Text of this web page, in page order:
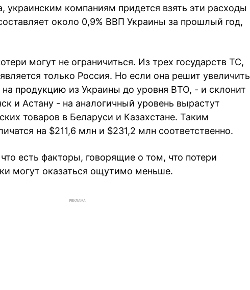
украинским компаниям придется взять эти расходы
около 0,9% ВВП Украины за прошлый год,
могут не ограничиться. Из трех государств ТС,
только Россия. Но если она решит увеличить
продукцию из Украины до уровня ВТО, - и склонит
и Астану - на аналогичный уровень вырастут
товаров в Беларуси и Казахстане. Таким
на $211,6 млн и $231,2 млн соответственно.
есть факторы, говорящие о том, что потери
могут оказаться ощутимо меньше.
РЕКЛАМА